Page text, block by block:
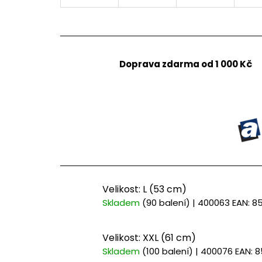
Doprava zdarma od 1 000 Kč
Velikost: L (53 cm)
Skladem (90 balení) | 400063 EAN:
Velikost: XXL (61 cm)
Skladem (100 balení) | 400076 EAN: